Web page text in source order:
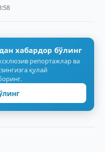
хабардор бўлинг
репортажлар ва
қулай